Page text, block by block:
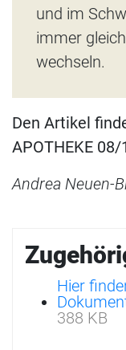
und im
immer
wechseln.
Den Artikel
APOTHEKE
Andrea Neuen-
Hier
388 KB